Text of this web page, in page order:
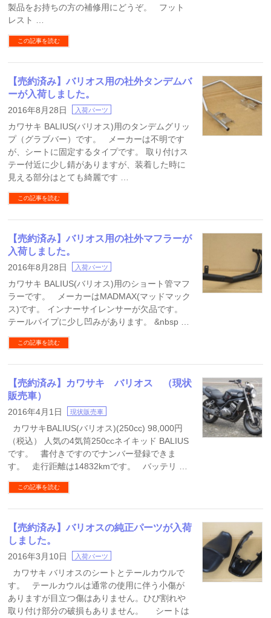
製品をお持ちの方の補修用にどうぞ。 フット
レスト …
この記事を読む
【売約済み】バリオス用の社外タンデムバ
ーが入荷しました。
2016年8月28日 入荷パーツ
カワサキ BALIUS(バリオス)用のタンデムグリッ
プ（グラブバー）です。 メーカーは不明です
が、シートに固定するタイプです。 取り付けス
テー付近に少し錆がありますが、装着した時に
見える部分はとても綺麗です …
この記事を読む
【売約済み】バリオス用の社外マフラーが
入荷しました。
2016年8月28日 入荷パーツ
カワサキ BALIUS(バリオス)用のショート管マフ
ラーです。 メーカーはMADMAX(マッドマック
ス)です。 インナーサイレンサーが欠品です。
テールパイプに少し凹みがあります。 &nbsp …
この記事を読む
【売約済み】カワサキ バリオス （現状
販売車）
2016年4月1日 現状販売車
カワサキBALIUS(バリオス)(250cc) 98,000円
（税込） 人気の4気筒250ccネイキッド BALIUS
です。 書付きですのでナンバー登録できま
す。 走行距離は14832kmです。 バッテリ …
この記事を読む
【売約済み】バリオスの純正パーツが入荷
しました。
2016年3月10日 入荷パーツ
カワサキ バリオスのシートとテールカウルで
す。 テールカウルは通常の使用に伴う小傷が
ありますが目立つ傷はありません。ひび割れや
取り付け部分の破損もありません。 シートは